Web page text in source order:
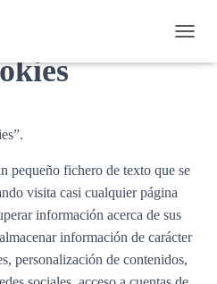
A
N
pequeño fichero de texto que se
visita casi cualquier página
información acerca de sus
información de carácter
personalización de contenidos,